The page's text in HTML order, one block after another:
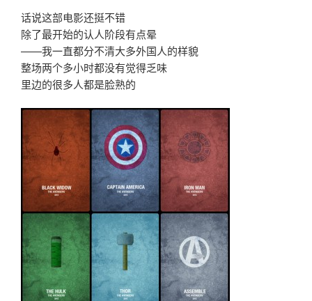
话说这部电影还挺不错
除了最开始的认人阶段有点晕
——我一直都分不清大多外国人的样貌
整场两个多小时都没有觉得乏味
里边的很多人都是脸熟的